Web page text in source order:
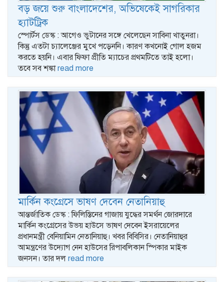
বড় জয়ে শুরু বাংলাদেশের, অভিষেকেই সাগরিকার
হ্যাটট্রিক
স্পোর্টস ডেস্ক : আগেও ভুটানের সঙ্গে খেলেছেন সাবিনা খাতুনরা।
কিন্তু এতটা চ্যালেঞ্জের মুখে পড়েননি। কারণ কখনোই গোল হজম
করতে হয়নি। এবার ফিফা প্রীতি ম্যাচের প্রথমটিতে তাই হলো।
তবে সব শঙ্কাread more
মার্কিন কংগ্রেসে ভাষণ দেবেন নেতানিয়াহু
আন্তর্জাতিক ডেস্ক : ফিলিস্তিনের গাজায় যুদ্ধের সমর্থন জোরদারে
মার্কিন কংগ্রেসের উভয় হাউসে ভাষণ দেবেন ইসরায়েলের
প্রধানমন্ত্রী বেনিয়ামিন নেতানিয়াহু। খবর বিবিসির। নেতানিয়াহুর
আমন্ত্রণের উদ্যোগ নেন হাউসের রিপাবলিকান স্পিকার মাইক
জনসন। তার দল read more